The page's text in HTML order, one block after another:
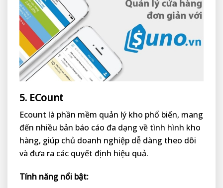
5. ECount
Ecount là phần mềm quản lý kho phổ biến, mang
đến nhiều bản báo cáo đa dạng về tình hình kho
hàng, giúp chủ doanh nghiệp dễ dàng theo dõi
và đưa ra các quyết định hiệu quả.
Tính năng nổi bật: